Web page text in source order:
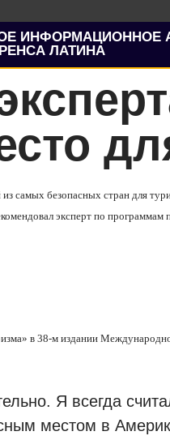
ИНФОРМАЦИОННОЕ
ЛАТИНА
самых безопасных стран для
эксперт по программам
в 38-м издании
Я всегда
местом в